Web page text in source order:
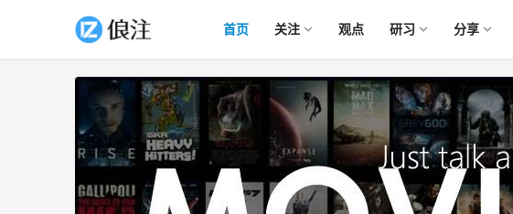
首页 关注 观点 研习 分享